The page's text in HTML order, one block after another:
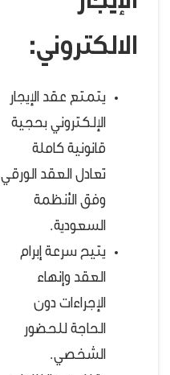
الالكتروني:
يتمتع عقد الإيجار
الإلكتروني بحجية
قانونية كاملة
تعادل العقد الورقي
وفق الأنظمة
السعودية.
يتيح سرعة إبرام
العقد وإنهاء
الإجراءات دون
الحاجة للحضور
الشخصي.